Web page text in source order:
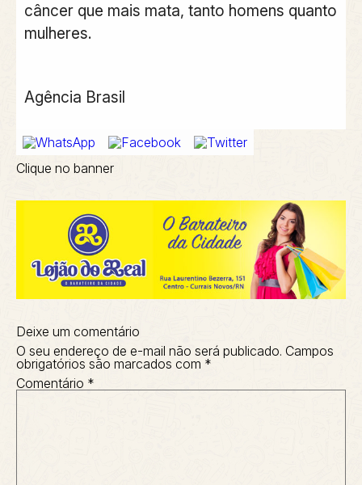
câncer que mais mata, tanto homens quanto
mulheres.
Agência Brasil
Clique no banner
Deixe um comentário
O seu endereço de e-mail não será publicado. Campos
obrigatórios são marcados com *
Comentário *